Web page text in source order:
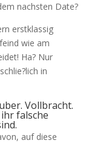
nachsten Date?
erstklassig
wie am
Ha? Nur
in
Vollbracht.
falsche
auf diese